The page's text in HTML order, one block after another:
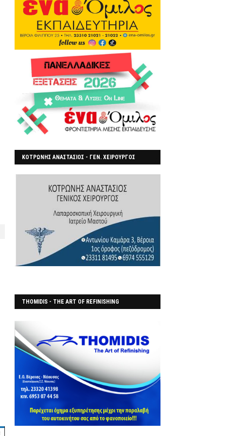
ΚΟΤΡΩΝΗΣ ΑΝΑΣΤΑΣΙΟΣ - ΓΕΝ. ΧΕΙΡΟΥΡΓΟΣ
THOMIDIS - THE ART OF REFINISHING